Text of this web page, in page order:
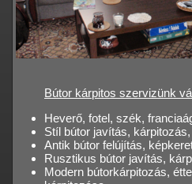
Bútor kárpitos szervizünk
Heverő, fotel, szék,
Stíl bútor javítás,
Antik bútor felújítás,
Rusztikus bútor javítás,
Modern bútorkárpitozás,